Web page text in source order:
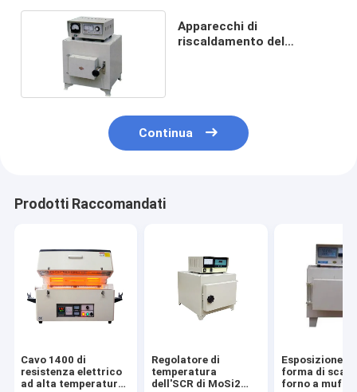
Apparecchi di
riscaldamento del
Continua
Prodotti Raccomandati
Cavo 1400 di
resistenza elettrico
ad alta temperatura
Regolatore di
temperatura
dell'SCR di MoSi2
Esposizione
forma di
forno a